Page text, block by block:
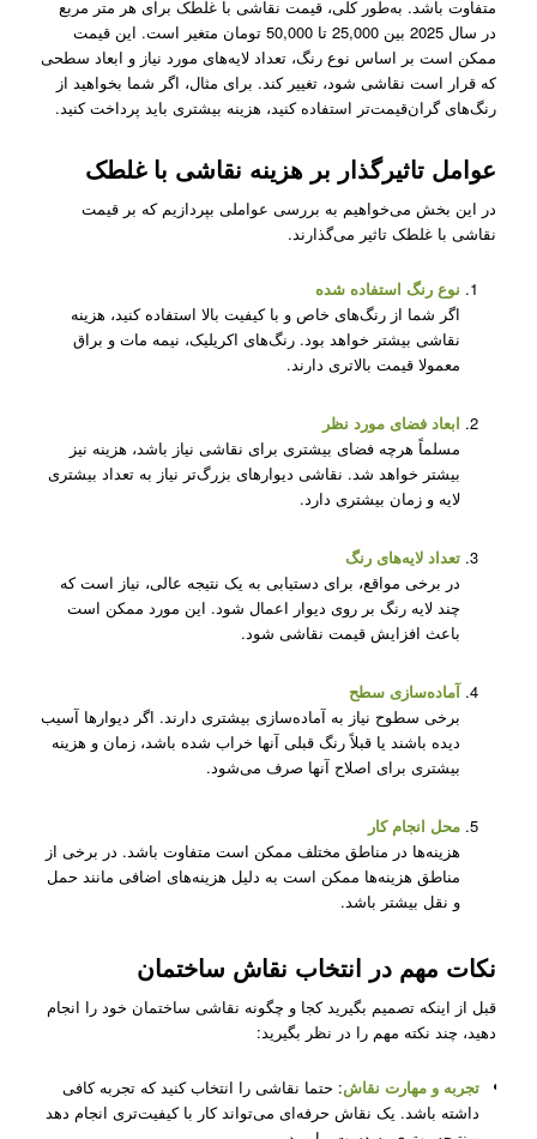
متفاوت باشد. به‌طور کلی، قیمت نقاشی با غلطک برای هر متر مربع
در سال 2025 بین 25,000 تا 50,000 تومان متغیر است. این قیمت
ممکن است بر اساس نوع رنگ، تعداد لایه‌های مورد نیاز و ابعاد سطحی
که قرار است نقاشی شود، تغییر کند. برای مثال، اگر شما بخواهید از
رنگ‌های گران‌قیمت‌تر استفاده کنید، هزینه بیشتری باید پرداخت کنید.
عوامل تاثیرگذار بر هزینه نقاشی با غلطک
در این بخش می‌خواهیم به بررسی عواملی بپردازیم که بر قیمت
نقاشی با غلطک تاثیر می‌گذارند.
نوع رنگ استفاده شده
اگر شما از رنگ‌های خاص و با کیفیت بالا استفاده کنید، هزینه
نقاشی بیشتر خواهد بود. رنگ‌های اکریلیک، نیمه مات و براق
معمولا قیمت بالاتری دارند.
ابعاد فضای مورد نظر
مسلماً هرچه فضای بیشتری برای نقاشی نیاز باشد، هزینه نیز
بیشتر خواهد شد. نقاشی دیوارهای بزرگ‌تر نیاز به تعداد بیشتری
لایه و زمان بیشتری دارد.
تعداد لایه‌های رنگ
در برخی مواقع، برای دستیابی به یک نتیجه عالی، نیاز است که
چند لایه رنگ بر روی دیوار اعمال شود. این مورد ممکن است
باعث افزایش قیمت نقاشی شود.
آماده‌سازی سطح
برخی سطوح نیاز به آماده‌سازی بیشتری دارند. اگر دیوارها آسیب
دیده باشند یا قبلاً رنگ قبلی آنها خراب شده باشد، زمان و هزینه
بیشتری برای اصلاح آنها صرف می‌شود.
محل انجام کار
هزینه‌ها در مناطق مختلف ممکن است متفاوت باشد. در برخی از
مناطق هزینه‌ها ممکن است به دلیل هزینه‌های اضافی مانند حمل
و نقل بیشتر باشد.
نکات مهم در انتخاب نقاش ساختمان
قبل از اینکه تصمیم بگیرید کجا و چگونه نقاشی ساختمان خود را انجام
دهید، چند نکته مهم را در نظر بگیرید:
تجربه و مهارت نقاش: حتما نقاشی را انتخاب کنید که تجربه کافی
داشته باشد. یک نقاش حرفه‌ای می‌تواند کار با کیفیت‌تری انجام دهد